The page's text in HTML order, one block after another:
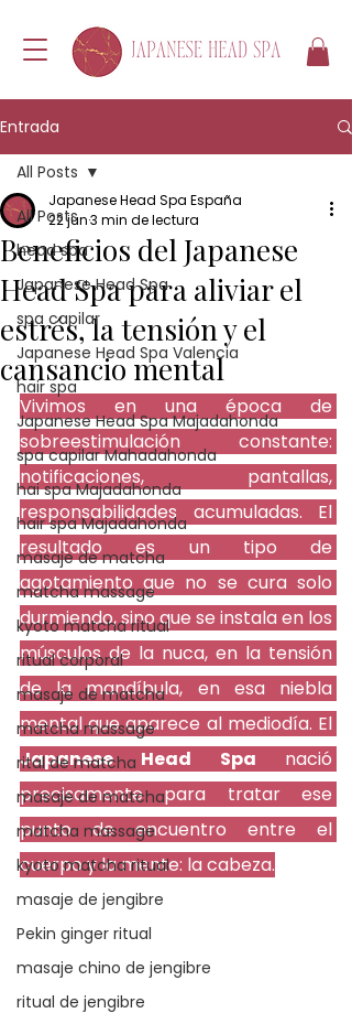
Entrada
All Posts
head spa
Japanese Head Spa
spa capilar
Japanese Head Spa Valencia
hair spa
Japanese Head Spa Majadahonda
spa capilar Mahadahonda
hai spa Majadahonda
hair spa Majadahonda
masaje de matcha
matcha massage
kyoto matcha ritual
ritual corporal
masaje de matcha
matcha massage
rital de matcha
masaje de matcha
matcha massage
kyoto matcha ritual
masaje de jengibre
Pekin ginger ritual
masaje chino de jengibre
ritual de jengibre
All Posts
Beneficios del Japanese
Head Spa para aliviar el
estrés, la tensión y el
cansancio mental
Japanese Head Spa España
22 jun3 min de lectura
Vivimos en una época de
sobreestimulación constante:
notificaciones, pantallas,
responsabilidades acumuladas. El
resultado es un tipo de
agotamiento que no se cura solo
durmiendo, sino que se instala en los
músculos de la nuca, en la tensión
de la mandíbula, en esa niebla
Japanese Head Spa nació
precisamente para tratar ese
punto de encuentro entre el
cuerpo y la mente: la cabeza.